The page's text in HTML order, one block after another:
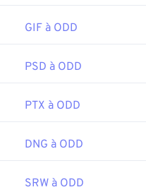
GIF à ODD
PSD à ODD
PTX à ODD
DNG à ODD
SRW à ODD